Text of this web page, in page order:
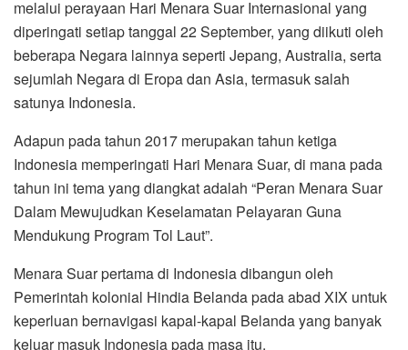
melalui perayaan Hari Menara Suar Internasional yang
diperingati setiap tanggal 22 September, yang diikuti oleh
beberapa Negara lainnya seperti Jepang, Australia, serta
sejumlah Negara di Eropa dan Asia, termasuk salah
satunya Indonesia.
Adapun pada tahun 2017 merupakan tahun ketiga
Indonesia memperingati Hari Menara Suar, di mana pada
tahun ini tema yang diangkat adalah “Peran Menara Suar
Dalam Mewujudkan Keselamatan Pelayaran Guna
Mendukung Program Tol Laut”.
Menara Suar pertama di Indonesia dibangun oleh
Pemerintah kolonial Hindia Belanda pada abad XIX untuk
keperluan bernavigasi kapal-kapal Belanda yang banyak
keluar masuk Indonesia pada masa itu.